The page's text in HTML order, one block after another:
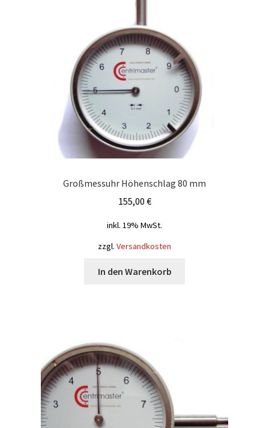
Großmessuhr Höhenschlag 80 mm
155,00 €
inkl. 19% MwSt.
zzgl. Versandkosten
In den Warenkorb